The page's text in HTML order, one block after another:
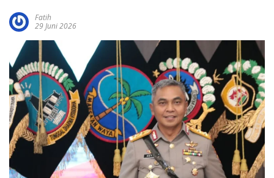
Fatih
29 Juni 2026